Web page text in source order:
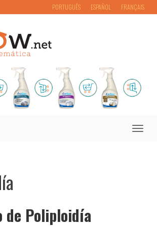
PORTUGUÊS ESPAÑOL FRANÇAIS
Toggle
de Poliploidía